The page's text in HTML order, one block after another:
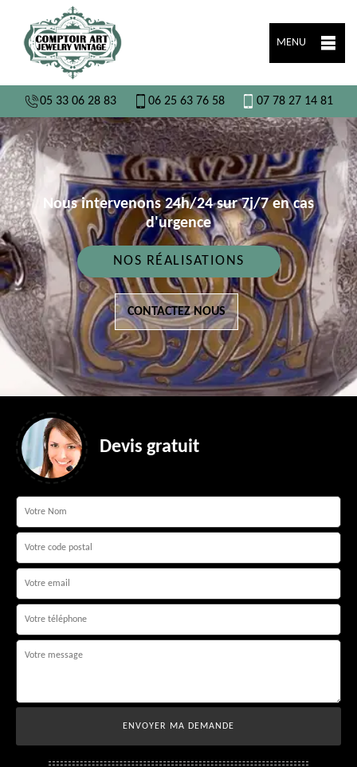
MENU
05 33 06 28 83 06 25 63 76 58 07 78 27 14 81
Nous intervenons 24h/24 sur 7j/7 en cas
d'urgence
NOS RÉALISATIONS
CONTACTEZ NOUS
Devis gratuit